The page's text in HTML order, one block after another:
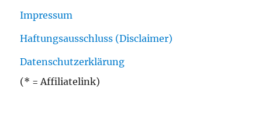
Impressum
Haftungsausschluss (Disclaimer)
Datenschutzerklärung
(* = Affiliatelink)